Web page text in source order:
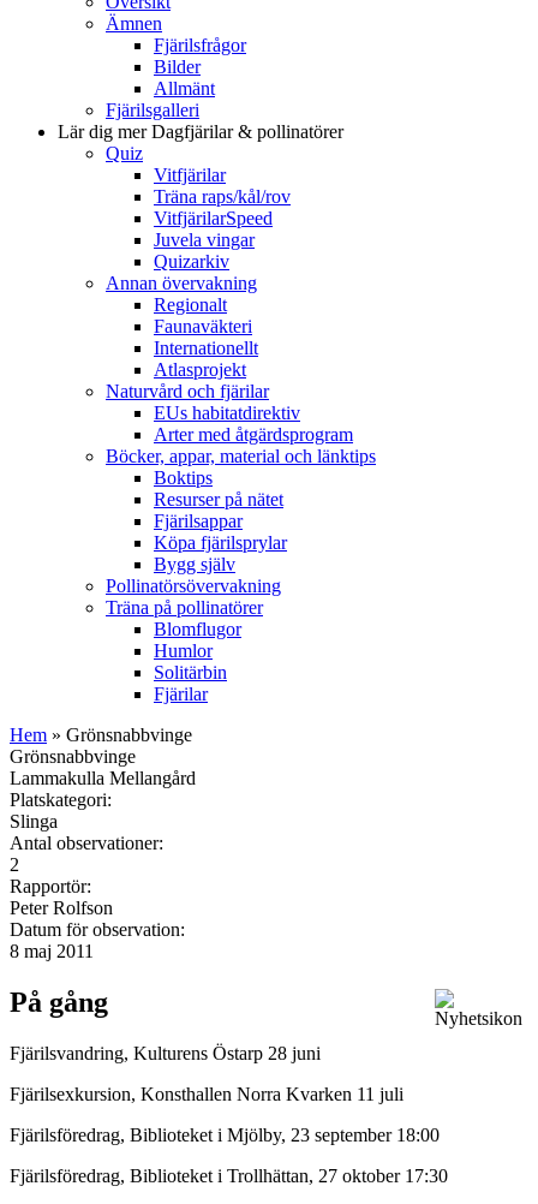
Ämnen
Fjärilsfrågor
Bilder
Allmänt
Fjärilsgalleri
Lär dig merDagfjärilar & pollinatörer
Quiz
Vitfjärilar
Träna raps/kål/rov
VitfjärilarSpeed
Juvela vingar
Quizarkiv
Annan övervakning
Regionalt
Faunaväkteri
Internationellt
Atlasprojekt
Naturvård och fjärilar
EUs habitatdirektiv
Arter med åtgärdsprogram
Böcker, appar, material och länktips
Boktips
Resurser på nätet
Fjärilsappar
Köpa fjärilsprylar
Bygg själv
Pollinatörsövervakning
Träna på pollinatörer
Blomflugor
Humlor
Solitärbin
Fjärilar
Hem » Grönsnabbvinge
Grönsnabbvinge
Lammakulla Mellangård
Platskategori:
Slinga
Antal observationer:
2
Rapportör:
Peter Rolfson
Datum för observation:
8 maj 2011
På gång
Fjärilsvandring, Kulturens Östarp 28 juni
Fjärilsexkursion, Konsthallen Norra Kvarken 11 juli
Fjärilsföredrag, Biblioteket i Mjölby, 23 september 18:00
Fjärilsföredrag, Biblioteket i Trollhättan, 27 oktober 17:30